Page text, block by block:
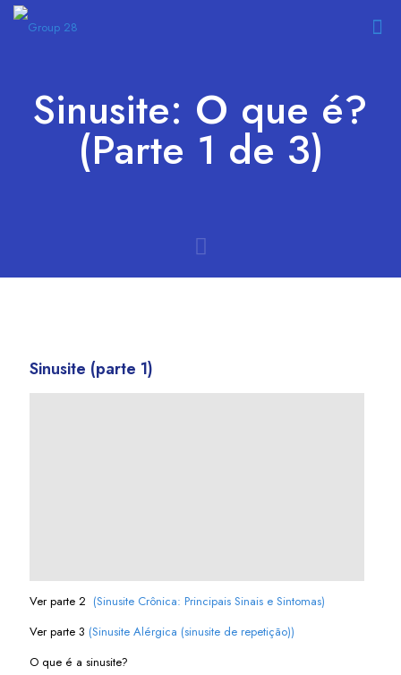
Sinusite: O que é?
(Parte 1 de 3)
Sinusite (parte 1)
Ver parte 2 (Sinusite Crônica: Principais Sinais e Sintomas)
Ver parte 3 (Sinusite Alérgica (sinusite de repetição))
O que é a sinusite?